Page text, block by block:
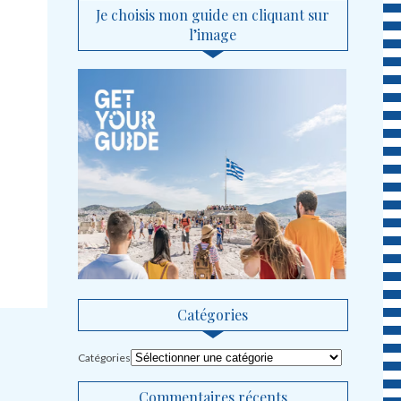
Je choisis mon guide en cliquant sur
l’image
Catégories
Catégories
Commentaires récents